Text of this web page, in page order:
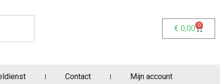
€ 0,00 0
Contact Mijn account